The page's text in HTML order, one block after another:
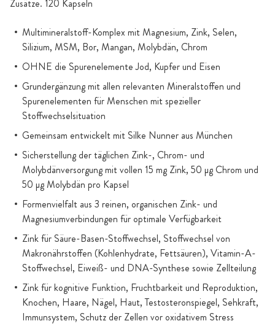
Zusätze. 120 Kapseln
Multimineralstoff-Komplex mit Magnesium, Zink, Selen,
Silizium, MSM, Bor, Mangan, Molybdän, Chrom
OHNE die Spurenelemente Jod, Kupfer und Eisen
Grundergänzung mit allen relevanten Mineralstoffen und
Spurenelementen für Menschen mit spezieller
Stoffwechselsituation
Gemeinsam entwickelt mit Silke Nunner aus München
Sicherstellung der täglichen Zink-, Chrom- und
Molybdänversorgung mit vollen 15 mg Zink, 50 μg Chrom und
50 μg Molybdän pro Kapsel
Formenvielfalt aus 3 reinen, organischen Zink- und
Magnesiumverbindungen für optimale Verfügbarkeit
Zink für Säure-Basen-Stoffwechsel, Stoffwechsel von
Makronährstoffen (Kohlenhydrate, Fettsäuren), Vitamin-A-
Stoffwechsel, Eiweiß- und DNA-Synthese sowie Zellteilung
Zink für kognitive Funktion, Fruchtbarkeit und Reproduktion,
Knochen, Haare, Nägel, Haut, Testosteronspiegel, Sehkraft,
Immunsystem, Schutz der Zellen vor oxidativem Stress